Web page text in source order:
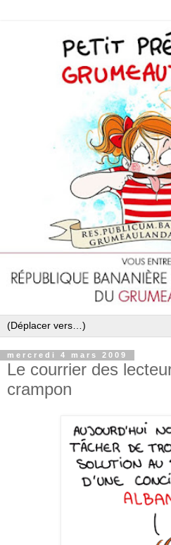
mercredi 4 mars 2009
Le courrier des
crampon